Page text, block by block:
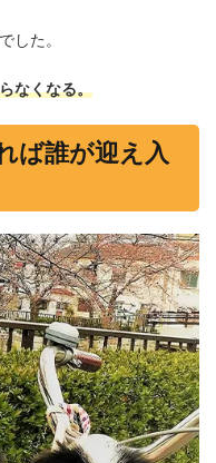
した。
なくなる。
ば誰が迎え入